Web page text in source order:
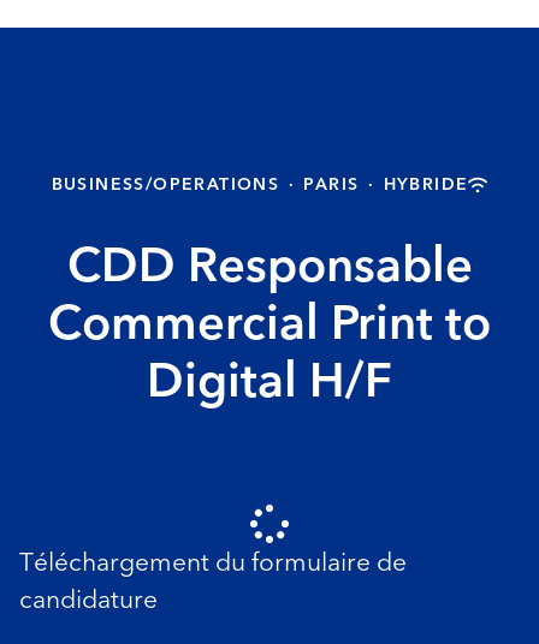
BUSINESS/OPERATIONS · PARIS · HYBRIDE
CDD Responsable
Commercial Print to
Digital H/F
Téléchargement du formulaire de
candidature